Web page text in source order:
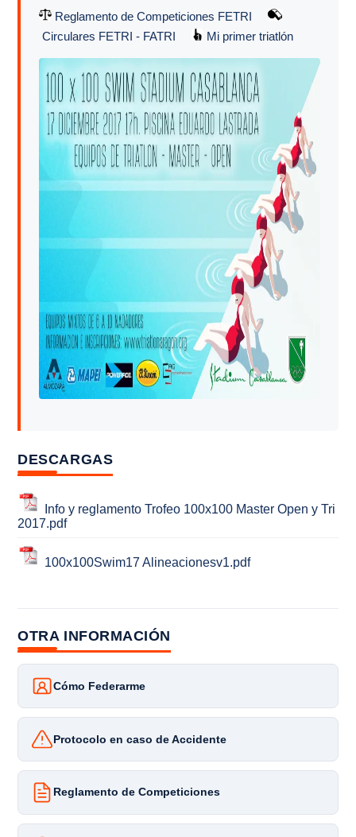
Reglamento de Competiciones FETRI
Circulares FETRI - FATRI
Mi primer triatlón
DESCARGAS
Info y reglamento Trofeo 100x100 Master Open y Tri
2017.pdf
100x100Swim17 Alineacionesv1.pdf
OTRA INFORMACIÓN
Cómo Federarme
Protocolo en caso de Accidente
Reglamento de Competiciones